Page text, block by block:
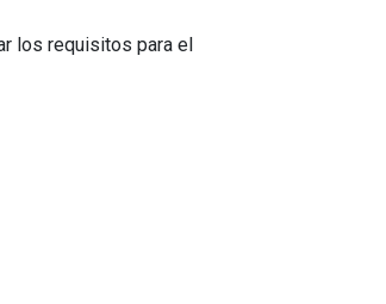
los requisitos para el